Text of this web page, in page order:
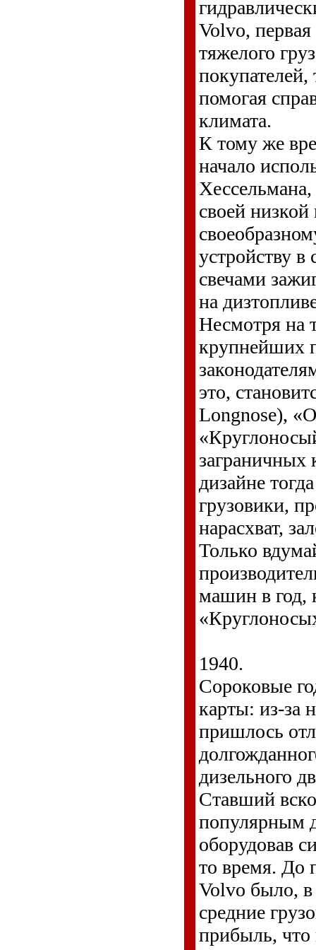
Volvo,
тяжелого
помогая
климата.
К тому же
начало
Хессельмана,
своей
устройству
свечами
на
Несмотря на
крупнейших
это,
Longnose),
заграничных
дизайне
грузовики,
нарасхват,
Только
машин в год,
1940.
Сороковые
карты: из-за
пришлось
дизельного
Ставший
популярным
оборудовав
то время. До
Volvo было,
средние
прибыль, что